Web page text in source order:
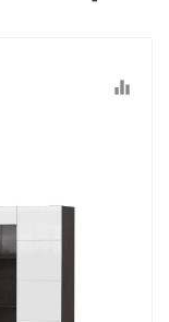
equalizer